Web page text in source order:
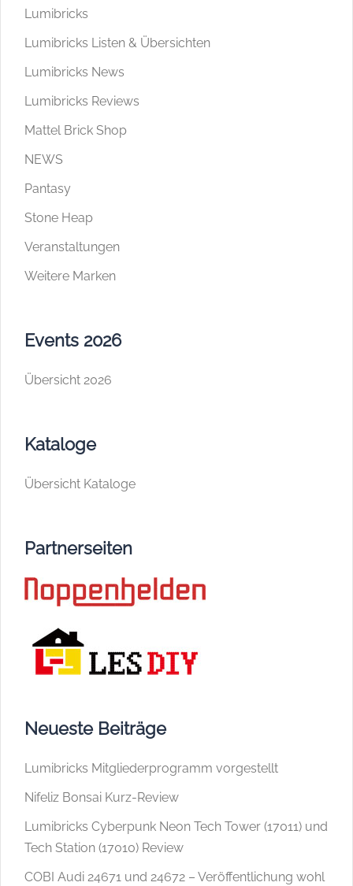
Lumibricks
Lumibricks Listen & Übersichten
Lumibricks News
Lumibricks Reviews
Mattel Brick Shop
NEWS
Pantasy
Stone Heap
Veranstaltungen
Weitere Marken
Events 2026
Übersicht 2026
Kataloge
Übersicht Kataloge
Partnerseiten
Neueste Beiträge
Lumibricks Mitgliederprogramm vorgestellt
Nifeliz Bonsai Kurz-Review
Lumibricks Cyberpunk Neon Tech Tower (17011) und
Tech Station (17010) Review
COBI Audi 24671 und 24672 – Veröffentlichung wohl